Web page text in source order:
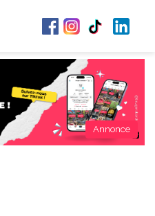
Annonce